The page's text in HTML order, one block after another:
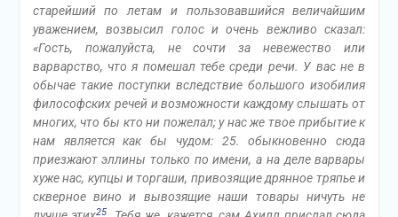
старейший по летам и пользовавшийся величайшим
уважением, возвысил голос и очень вежливо сказал:
«Гость, пожалуйста, не сочти за невежество или
варварство, что я помешал тебе среди речи. У вас не в
обычае такие поступки вследствие большого изобилия
философских речей и возможности каждому слышать от
многих, что бы кто ни пожелал; у нас же твое прибытие к
нам является как бы чудом: 25. обыкновенно сюда
приезжают эллины только по имени, а на деле варвары
хуже нас, купцы и торгаши, привозящие дрянное тряпье и
скверное вино и вывозящие наши товары ничуть не
25